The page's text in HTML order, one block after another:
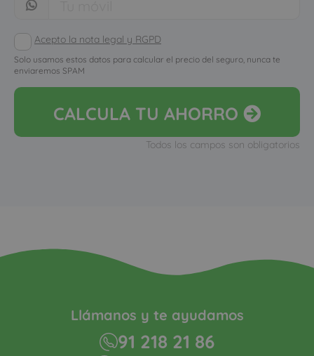
Acepto la nota legal y RGPD
Solo usamos estos datos para calcular el precio del seguro, nunca te
enviaremos SPAM
CALCULA TU AHORRO
Todos los campos son obligatorios
Llámanos y te ayudamos
91 218 21 86